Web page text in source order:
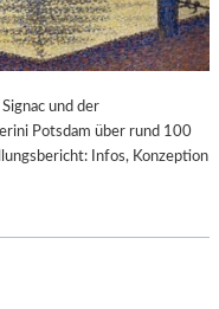
und der
Potsdam über rund 100
Infos, Konzeption